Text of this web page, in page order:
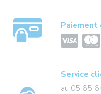
Paiement
Service
au 05 65